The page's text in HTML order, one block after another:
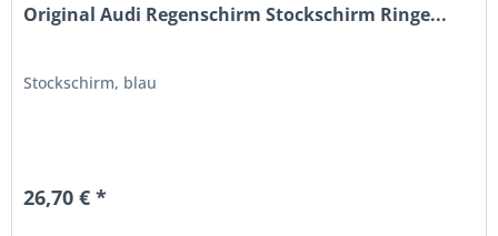
Original Audi Regenschirm Stockschirm Ringe...
Stockschirm, blau
26,70 € *